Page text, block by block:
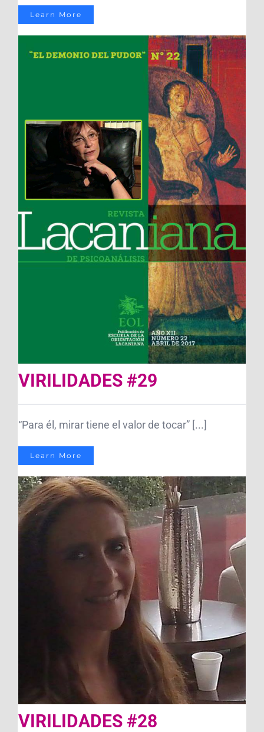
Learn More
VIRILIDADES #29
“Para él, mirar tiene el valor de tocar” [...]
Learn More
VIRILIDADES #28